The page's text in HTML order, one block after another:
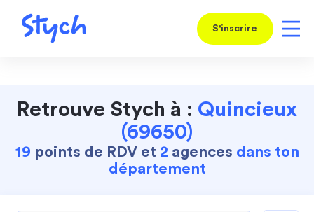
S'inscrire
Retrouve Stych à : Quincieux
(69650)
19 points de RDV et 2 agences dans ton
département